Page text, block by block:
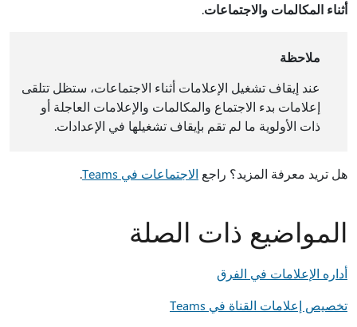
أثناء المكالمات والاجتماعات.
ملاحظة
عند إيقاف تشغيل الإعلامات أثناء الاجتماعات، ستظل تتلقى
إعلامات بدء الاجتماع والمكالمات والإعلامات العاجلة أو
ذات الأولوية ما لم تقم بإيقاف تشغيلها في الإعدادات.
هل تريد معرفة المزيد؟ راجع الاجتماعات في Teams .
المواضيع ذات الصلة
أداره الإعلامات في الفرق
تخصيص إعلامات القناة في Teams